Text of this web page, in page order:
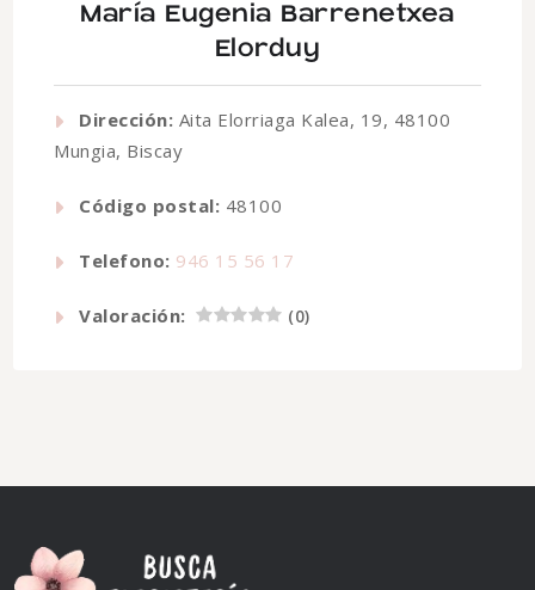
María Eugenia Barrenetxea
Elorduy
Dirección: Aita Elorriaga Kalea, 19, 48100
Mungia, Biscay
Código postal: 48100
Telefono: 946 15 56 17
Valoración: (0)